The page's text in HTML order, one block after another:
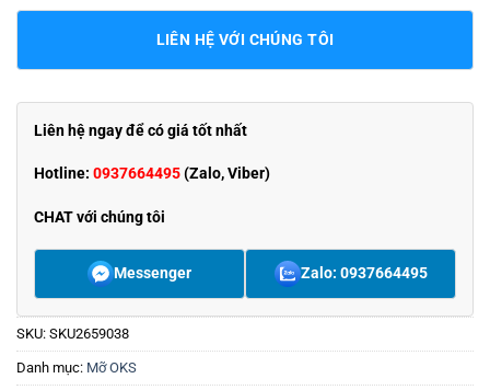
LIÊN HỆ VỚI CHÚNG TÔI
Liên hệ ngay để có giá tốt nhất
Hotline: 0937664495(Zalo, Viber)
CHAT với chúng tôi
Messenger Zalo: 0937664495
SKU: SKU2659038
Danh mục: Mỡ OKS